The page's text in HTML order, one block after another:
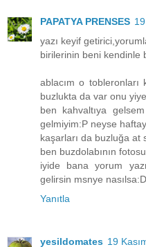
PAPATYA PRENSES
yazı keyif
birilerinin beni kendinle
ablacım o
buzlukta da var onu
ben kahvaltıya
gelmiyim:P neyse
kaşarları da buzluğa at
ben buzdolabının
iyide bana yorum
gelirsin msnye nasılsa:D
Yanıtla
yesildomates 19